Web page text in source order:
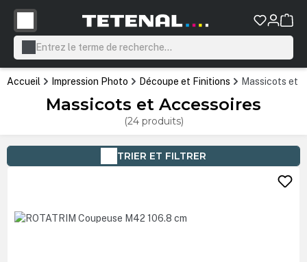
principal
Accueil Impression Photo Découpe et Finitions Massicots et
Massicots et Accessoires
(24 produits)
TRIER ET FILTRER